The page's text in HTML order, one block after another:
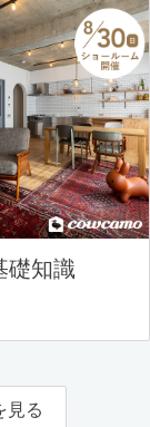
礎知識
見る